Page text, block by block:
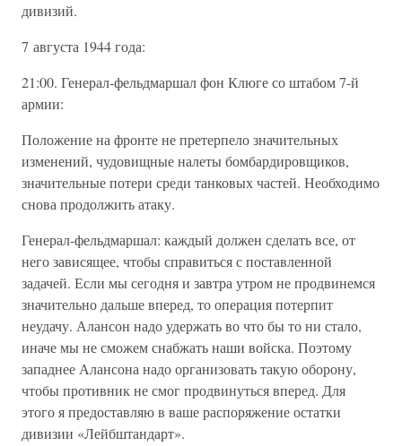
дивизий.
7 августа 1944 года:
21:00. Генерал-фельдмаршал фон Клюге со штабом 7-й
армии:
Положение на фронте не претерпело значительных
изменений, чудовищные налеты бомбардировщиков,
значительные потери среди танковых частей. Необходимо
снова продолжить атаку.
Генерал-фельдмаршал: каждый должен сделать все, от
него зависящее, чтобы справиться с поставленной
задачей. Если мы сегодня и завтра утром не продвинемся
значительно дальше вперед, то операция потерпит
неудачу. Алансон надо удержать во что бы то ни стало,
иначе мы не сможем снабжать наши войска. Поэтому
западнее Алансона надо организовать такую оборону,
чтобы противник не смог продвинуться вперед. Для
этого я предоставляю в ваше распоряжение остатки
дивизии «Лейбштандарт».